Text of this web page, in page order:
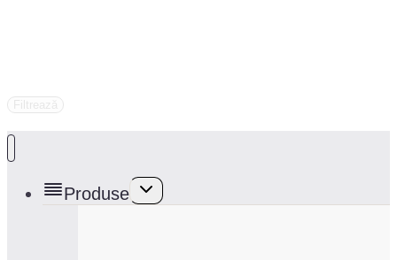
Produse
Toggle
child